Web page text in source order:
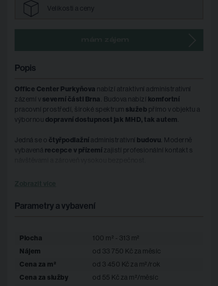
Velikosti a ceny
Popis
Office Center Purkyňova nabízí atraktivní administrativní
zázemí v severní části Brna. Budova nabízí komfortní
pracovní prostředí, široké spektrum služeb přímo v objektu a
výbornou dopravní dostupnost jak MHD, tak autem.
Jedná se o čtyřpodlažní administrativní budovu. Moderně
vybavená recepce v přízemí zajistí profesionální kontakt s
Purkyňova
kantýna přímo v budově
vybavená posilovna
kolárna, šatny a sprchy pro cyklisty
možnost flexibilního členění kanceláří
Parametry a vybavení
Plocha 100 m² - 313 m²
Nájem od 33 750 Kč za měsíc
Cena za m² od 3 450 Kč za m²/rok
Cena za služby od 55 Kč za m²/měsíc